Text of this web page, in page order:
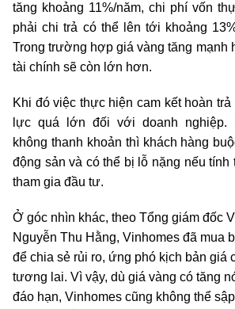
tăng khoảng 11%/năm, chi phí vốn
phải chi trả có thể lên tới khoảng
Trong trường hợp giá vàng tăng mạnh
tài chính sẽ còn lớn hơn.
Khi đó việc thực hiện cam kết hoàn
lực quá lớn đối với doanh nghiệp.
không thanh khoản thì khách hàng
động sản và có thể bị lỗ nặng nếu tính
tham gia đầu tư.
Ở góc nhìn khác, theo Tổng giám đốc
Nguyễn Thu Hằng, Vinhomes đã mua
để chia sẻ rủi ro, ứng phó kịch bản giá
tương lai. Vì vậy, dù giá vàng có tăng
đáo hạn, Vinhomes cũng không thể